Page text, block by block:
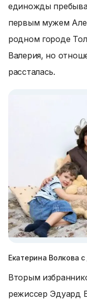
единожды
первым мужем
родном городе
Валерия, но
рассталась.
Екатерина Волкова
Вторым
режиссер Эдуард